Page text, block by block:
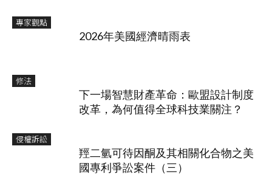
專家觀點
2026年美國經濟晴雨表
修法
下一場智慧財產革命：歐盟設計制度
改革，為何值得全球科技業關注？
侵權訴訟
羥二氫可待因酮及其相關化合物之美
國專利爭訟案件（三）